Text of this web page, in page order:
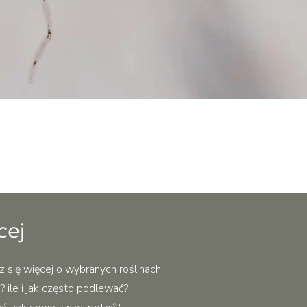
więcej o wybranych roślinach!
ile i jak często podlewać?